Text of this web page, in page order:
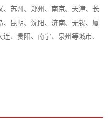
苏州、郑州、南京、天津、长
昆明、沈阳、济南、无锡、厦
、贵阳、南宁、泉州等城市.